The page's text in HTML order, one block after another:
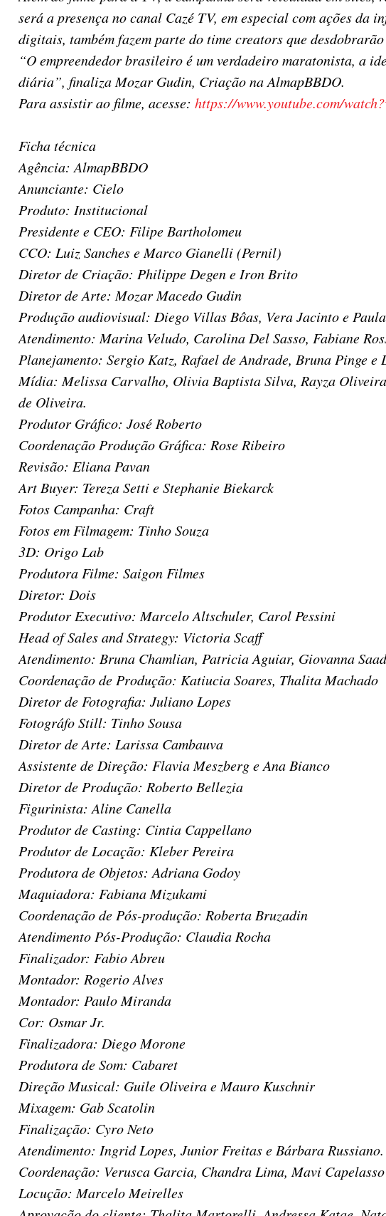
será a presença no canal Cazé TV, em especial com ações
digitais, também fazem parte do time creators que desdobrarão
“O empreendedor brasileiro é um verdadeiro maratonista, a
diária”, finaliza Mozar Gudin, Criação na AlmapBBDO.
Para assistir ao filme, acesse: https://www.youtube.com/
Ficha técnica
Agência: AlmapBBDO
Anunciante: Cielo
Produto: Institucional
Presidente e CEO: Filipe Bartholomeu
CCO: Luiz Sanches e Marco Gianelli (Pernil)
Diretor de Criação: Philippe Degen e Iron Brito
Diretor de Arte: Mozar Macedo Gudin
Produção audiovisual: Diego Villas Bôas, Vera Jacinto e
Atendimento: Marina Veludo, Carolina Del Sasso, Fabiane
Planejamento: Sergio Katz, Rafael de Andrade, Bruna Pinge e
Mídia: Melissa Carvalho, Olivia Baptista Silva, Rayza
de Oliveira.
Produtor Gráfico: José Roberto
Coordenação Produção Gráfica: Rose Ribeiro
Revisão: Eliana Pavan
Art Buyer: Tereza Setti e Stephanie Biekarck
Fotos Campanha: Craft
Fotos em Filmagem: Tinho Souza
3D: Origo Lab
Produtora Filme: Saigon Filmes
Diretor: Dois
Produtor Executivo: Marcelo Altschuler, Carol Pessini
Head of Sales and Strategy: Victoria Scaff
Atendimento: Bruna Chamlian, Patricia Aguiar, Giovanna
Coordenação de Produção: Katiucia Soares, Thalita Machado
Diretor de Fotografia: Juliano Lopes
Fotográfo Still: Tinho Sousa
Diretor de Arte: Larissa Cambauva
Assistente de Direção: Flavia Meszberg e Ana Bianco
Diretor de Produção: Roberto Bellezia
Figurinista: Aline Canella
Produtor de Casting: Cintia Cappellano
Produtor de Locação: Kleber Pereira
Produtora de Objetos: Adriana Godoy
Maquiadora: Fabiana Mizukami
Coordenação de Pós-produção: Roberta Bruzadin
Atendimento Pós-Produção: Claudia Rocha
Finalizador: Fabio Abreu
Montador: Rogerio Alves
Montador: Paulo Miranda
Cor: Osmar Jr.
Finalizadora: Diego Morone
Produtora de Som: Cabaret
Direção Musical: Guile Oliveira e Mauro Kuschnir
Mixagem: Gab Scatolin
Finalização: Cyro Neto
Atendimento: Ingrid Lopes, Junior Freitas e Bárbara Russiano.
Coordenação: Verusca Garcia, Chandra Lima, Mavi
Locução: Marcelo Meirelles